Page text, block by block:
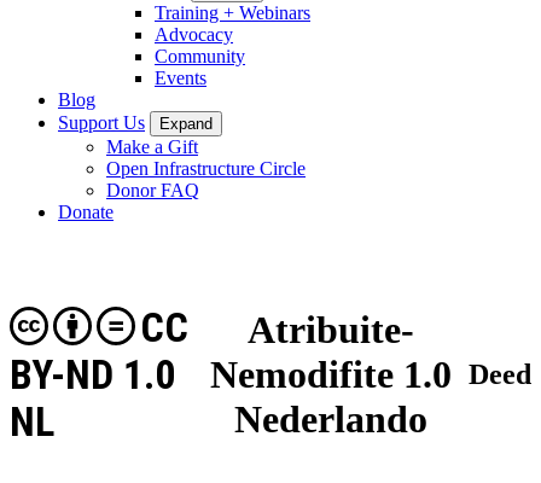
Training + Webinars
Advocacy
Community
Events
Blog
Support Us
Expand
Make a Gift
Open Infrastructure Circle
Donor FAQ
Donate
Atribuite-
Nemodifite 1.0
Nederlando
CC
BY-ND 1.0
NL
Deed